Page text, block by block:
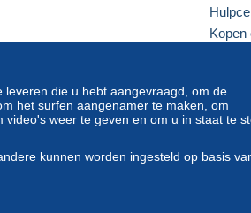
die u hebt aangevraagd, om de
het surfen aangenamer te maken, om
weer te geven en om u in staat te
kunnen worden ingesteld op basis
Kopen
Een